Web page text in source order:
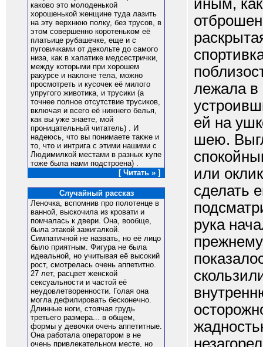
каково это молоденькой
хорошенькой женщине туда лазить
на эту верхнюю полку, без трусов, в
этом совершенно коротеньком её
платьице рубашечке, еще и с
пуговичками от декольте до самого
низа, как в халатике медсестрички,
между которыми при хорошем
ракурсе и наклоне тела, можно
просмотреть и кусочек её милого
упругого животика, и трусики (а
точнее полное отсутствие трусиков,
включая и всего её нижнего белья,
как вы уже знаете, мой
проницательный читатель) . И
надеюсь, что вы понимаете также и
то, что и интрига с этими нашими с
Людимилкой местами в разных купе
тоже была нами подстроена) .
[ Читать » ]
Случайный рассказ
Леночка, вспомнив про полотенце в
ванной, выскочила из кровати и
помчалась к двери. Она, вообще,
была этакой зажигалкой.
Симпатичной не назвать, но её лицо
было приятным. Фигура не была
идеальной, но учитывая её высокий
рост, смотрелась очень аппетитно.
27 лет, расцвет женской
сексуальности и частой её
неудовлетворенности. Голая она
могла дефилировать бесконечно.
Длинные ноги, стоячая грудь
третьего размера... в общем,
формы у девочки очень аппетитные.
Она работала оператором в не
очень привлекательном месте, но
иным,
лежала в
ей на
шею.
или
сделать
рука